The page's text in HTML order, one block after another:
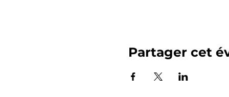
Partager cet